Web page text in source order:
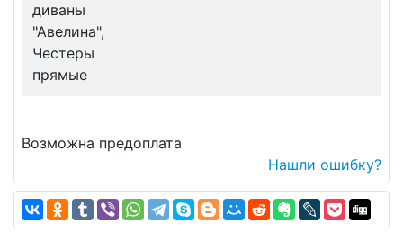
диваны
"Авелина",
Честеры
прямые
Возможна предоплата
Нашли ошибку?